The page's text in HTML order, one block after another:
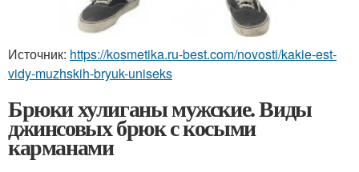
Источник: https://kosmetika.ru-best.com/novosti/kakie-est-
vidy-muzhskih-bryuk-uniseks
Брюки хулиганы мужские. Виды
джинсовых брюк с косыми
карманами